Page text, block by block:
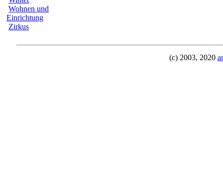
Wohnen und
Einrichtung
Zirkus
(c) 2003, 2020